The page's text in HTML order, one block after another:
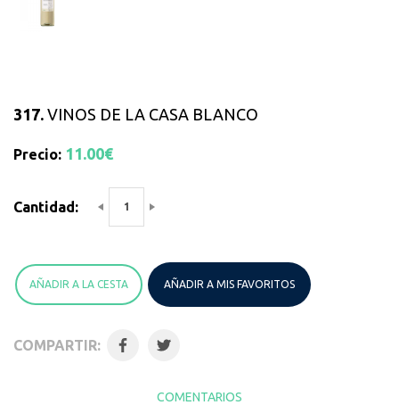
317. VINOS DE LA CASA BLANCO
Precio: 11.00€
Cantidad:
AÑADIR A LA CESTA AÑADIR A MIS FAVORITOS
COMPARTIR:
COMENTARIOS